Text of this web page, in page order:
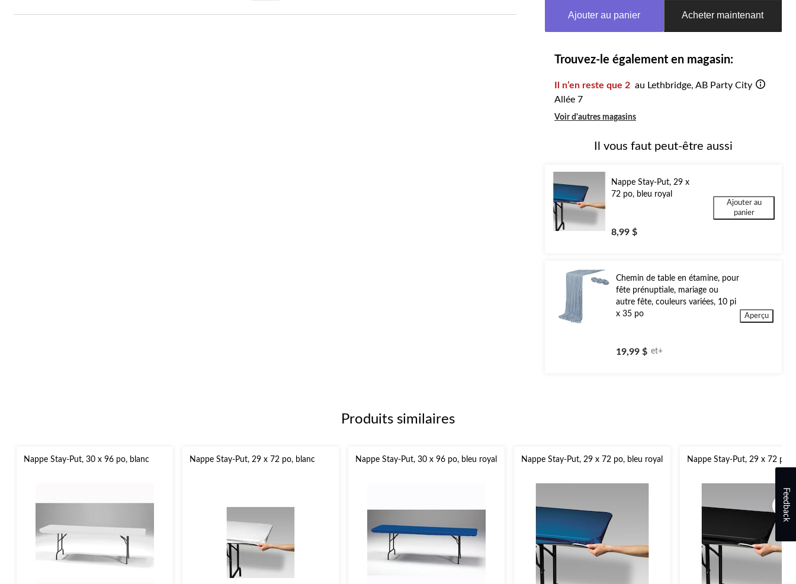
Ajouter au panier Acheter maintenant
Trouvez-le également en magasin:
Il n’en reste que 2 au Lethbridge, AB Party City
Allée 7
Voir d'autres magasins
Il vous faut peut-être aussi
Nappe Stay-Put, 29 x
72 po, bleu royal
8,99 $
Ajouter au
panier
Chemin de table en étamine, pour
fête prénuptiale, mariage ou
autre fête, couleurs variées, 10 pi
x 35 po
19,99 $ et+
Aperçu
Produits similaires
Nappe Stay-Put, 30 x 96 po, blanc Nappe Stay-Put, 29 x 72 po, blanc Nappe Stay-Put, 30 x 96 po, bleu royal Nappe Stay-Put, 29 x 72 po, bleu royal Nappe Stay-Put, 29 x 72 po,
Feedback